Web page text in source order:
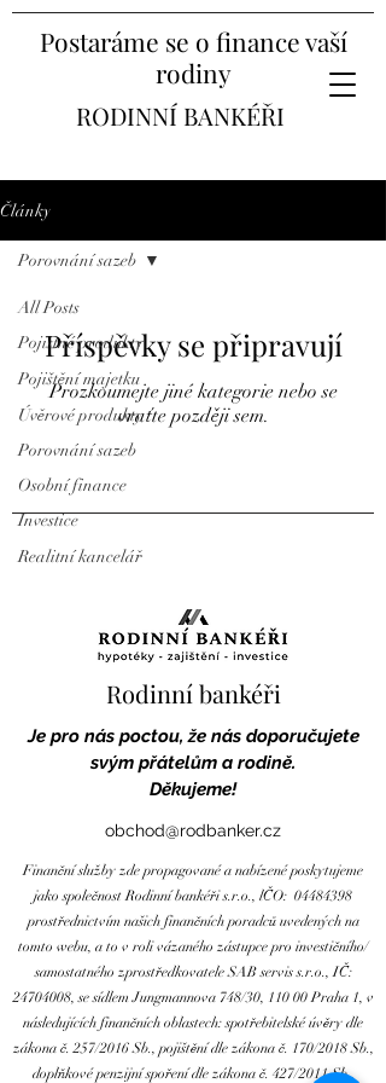
RODINNÍ BANKÉŘI
Postaráme se o finance vaší
rodiny
Články
All Posts
Pojistné produkty
Pojištění majetku
Úvěrové produkty
Porovnání sazeb
Osobní finance
Investice
Realitní kancelář
Porovnání sazeb
Příspěvky se připravují
Prozkoumejte jiné kategorie nebo se
vraťte později sem.
Rodinní bankéři
Je pro nás poctou, že nás doporučujete
svým přátelům a rodině.
Děkujeme!
obchod@rodbanker.cz
Finanční služby zde propagované a nabízené poskytujeme
jako společnost Rodinní bankéři s.r.o., lČO: 04484398
prostřednictvím našich finančních poradců uvedených na
tomto webu, a to v roli vázaného zástupce pro investičního/
samostatného zprostředkovatele SAB servis s.r.o., IČ:
24704008, se sídlem Jungmannova 748/30, 110 00 Praha 1, v
následujících finančních oblastech: spotřebitelské úvěry dle
zákona č. 257/2016 Sb., pojištění dle zákona č. 170/2018 Sb.,
doplňkové penzijní spoření dle zákona č. 427/2011 Sb.,